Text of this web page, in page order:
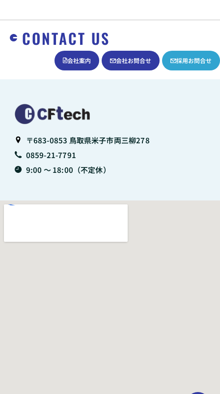
CONTACT US
採用お問合せ
会社お問合せ
会社案内
〒683-0853 鳥取県米子市両三柳278
0859-21-7791
9:00 〜 18:00（不定休）